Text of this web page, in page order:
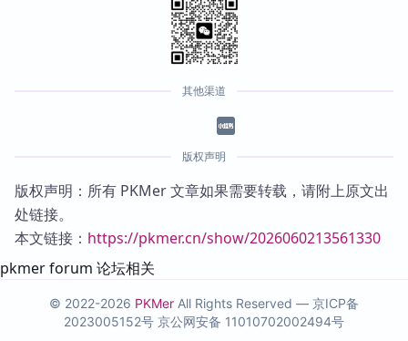
其他渠道
版权声明
版权声明：所有 PKMer 文章如果需要转载，请附上原文出
处链接。
本文链接： https://pkmer.cn/show/2026060213561330
pkmer forum 论坛相关
© 2022-2026 PKMer All Rights Reserved — 京ICP备
2023005152号 京公网安备 11010702002494号